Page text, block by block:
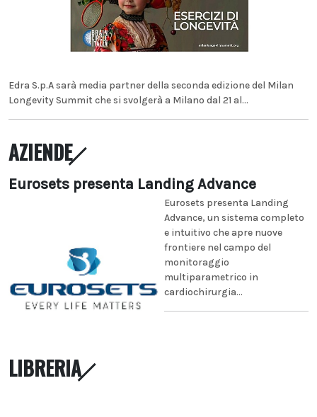
Edra S.p.A sarà media partner della seconda edizione del Milan
Longevity Summit che si svolgerà a Milano dal 21 al...
AZIENDE
Eurosets presenta Landing Advance
Eurosets presenta Landing
Advance, un sistema completo
e intuitivo che apre nuove
frontiere nel campo del
monitoraggio
multiparametrico in
cardiochirurgia...
LIBRERIA